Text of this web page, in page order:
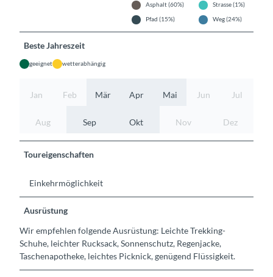
Asphalt (60%)
Strasse (1%)
Pfad (15%)
Weg (24%)
Beste Jahreszeit
geeignet wetterabhängig
Jan Feb Mär Apr Mai Jun Jul
Aug Sep Okt Nov Dez
Toureigenschaften
Einkehrmöglichkeit
Ausrüstung
Wir empfehlen folgende Ausrüstung: Leichte Trekking-
Schuhe, leichter Rucksack, Sonnenschutz, Regenjacke,
Taschenapotheke, leichtes Picknick, genügend Flüssigkeit.